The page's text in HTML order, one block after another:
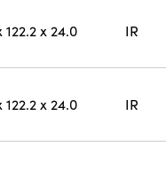
122.2 x 24.0 IR
122.2 x 24.0 IR